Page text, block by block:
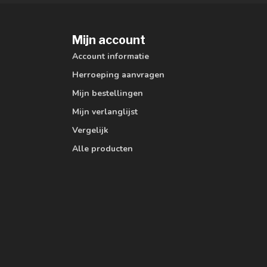
Mijn account
Account informatie
Herroeping aanvragen
Mijn bestellingen
Mijn verlanglijst
Vergelijk
Alle producten